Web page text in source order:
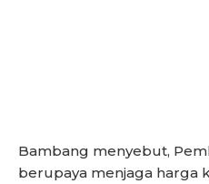
Bambang menyebut,
berupaya menjaga harga